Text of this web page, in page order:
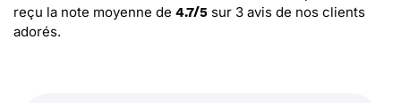
reçu la note moyenne de 4.7/5 sur 3 avis de nos clients
adorés.